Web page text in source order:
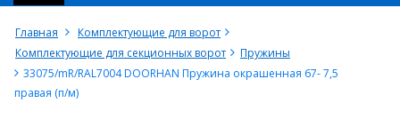
Главная
Комплектующие для ворот
Комплектующие для секционных ворот
Пружины
33075/mR/RAL7004 DOORHAN Пружина окрашенная 67- 7,5
правая (п/м)